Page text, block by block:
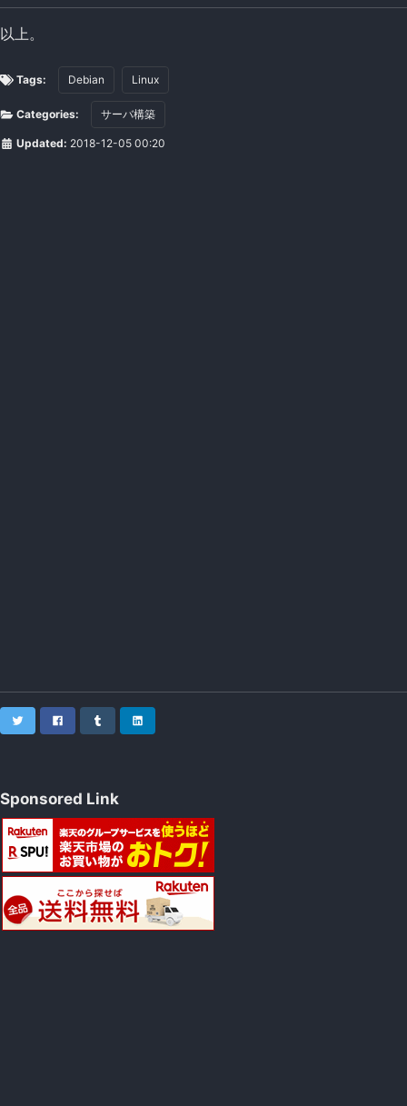
以上。
Tags: Debian Linux
Categories: サーバ構築
Updated: 2018-12-05 00:20
Twitter FacebookTumblr
Sponsored Link